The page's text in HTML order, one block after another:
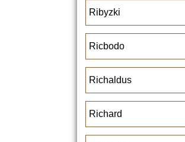
Ribyzki
Ricbodo
Richaldus
Richard